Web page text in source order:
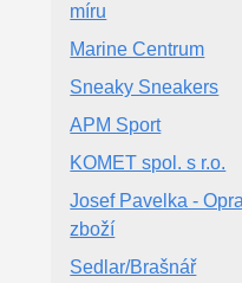
míru
Marine Centrum
Sneaky Sneakers
APM Sport
KOMET spol. s r.o.
Josef Pavelka -
zboží
Sedlar/Brašnář